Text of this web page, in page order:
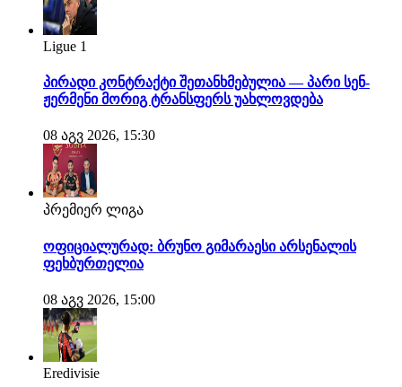
Ligue 1
პირადი კონტრაქტი შეთანხმებულია — პარი სენ-
ჟერმენი მორიგ ტრანსფერს უახლოვდება
08 აგვ 2026, 15:30
პრემიერ ლიგა
ოფიციალურად: ბრუნო გიმარაესი არსენალის
ფეხბურთელია
08 აგვ 2026, 15:00
Eredivisie